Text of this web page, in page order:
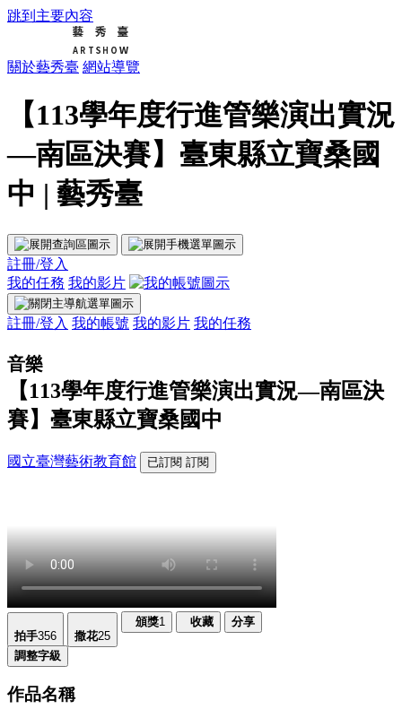
跳到主要內容
關於藝秀臺 網站導覽
【113學年度行進管樂演出實況
—南區決賽】臺東縣立寶桑國
中 | 藝秀臺
註冊/登入
我的任務 我的影片
註冊/登入 我的帳號 我的影片 我的任務
音樂
【113學年度行進管樂演出實況—南區決
賽】臺東縣立寶桑國中
國立臺灣藝術教育館 已訂閱 訂閱
拍手356 撒花25
頒獎1 收藏 分享
調整字級
作品名稱